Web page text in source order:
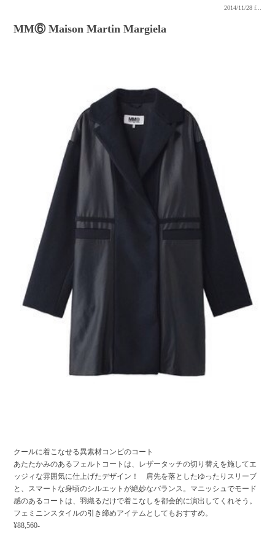
2014/11/28 f...
MM⑥ Maison Martin Margiela
クールに着こなせる異素材コンビのコート
あたたかみのあるフェルトコートは、レザータッチの切り替えを施してエ
ッジィな雰囲気に仕上げたデザイン！ 肩先を落としたゆったりスリーブ
と、スマートな身頃のシルエットが絶妙なバランス。マニッシュでモード
感のあるコートは、羽織るだけで着こなしを都会的に演出してくれそう。
フェミニンスタイルの引き締めアイテムとしてもおすすめ。
¥88,560-